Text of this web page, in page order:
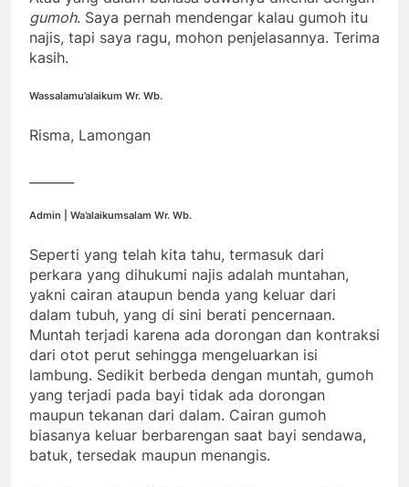
gumoh. Saya pernah mendengar kalau gumoh itu
najis, tapi saya ragu, mohon penjelasannya. Terima
kasih.
Wassalamu’alaikum Wr. Wb.
Risma, Lamongan
Admin | Wa’alaikumsalam Wr. Wb.
Seperti yang telah kita tahu, termasuk dari
perkara yang dihukumi najis adalah muntahan,
yakni cairan ataupun benda yang keluar dari
dalam tubuh, yang di sini berati pencernaan.
Muntah terjadi karena ada dorongan dan kontraksi
dari otot perut sehingga mengeluarkan isi
lambung. Sedikit berbeda dengan muntah, gumoh
yang terjadi pada bayi tidak ada dorongan
maupun tekanan dari dalam. Cairan gumoh
biasanya keluar berbarengan saat bayi sendawa,
batuk, tersedak maupun menangis.